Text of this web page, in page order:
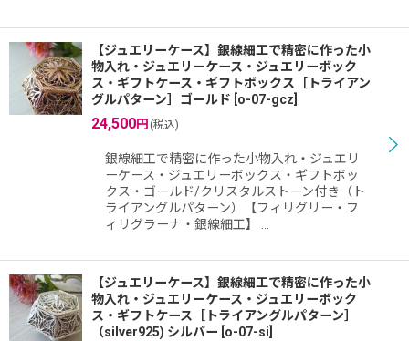
【ジュエリーケース】銀線細工で精密に作った小
物入れ・ジュエリーケース・ジュエリーボック
ス・ギフトケース・ギフトボックス［トライアン
グルパターン］ゴールド o-07-gcz
24,500円 (税込)
銀線細工で精密に作った小物入れ・ジュエリ
ーケース・ジュエリーボックス・ギフトボッ
クス・ゴールド/クリスタルストーン付き（ト
ライアングルパターン）【フィリグリー・フ
ィリグラーナ・銀線細工】 …
【ジュエリーケース】銀線細工で精密に作った小
物入れ・ジュエリーケース・ジュエリーボック
ス・ギフトケース［トライアングルパターン］
（silver925) シルバー o-07-si